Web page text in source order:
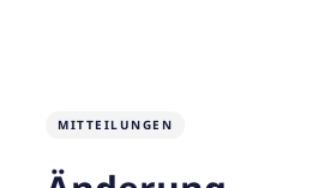
MITTEILUNGEN